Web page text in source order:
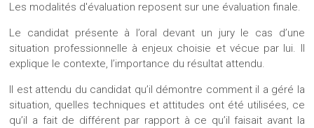
Les modalités d'évaluation reposent sur une évaluation finale.
Le candidat présente à l’oral devant un jury le cas d’une
situation professionnelle à enjeux choisie et vécue par lui. Il
explique le contexte, l’importance du résultat attendu.
Il est attendu du candidat qu’il démontre comment il a géré la
situation, quelles techniques et attitudes ont été utilisées, ce
qu’il a fait de différent par rapport à ce qu’il faisait avant la